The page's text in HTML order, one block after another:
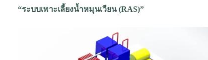
“ระบบเพาะเลี้ยงน้ำหมุนเวียน (RAS)”